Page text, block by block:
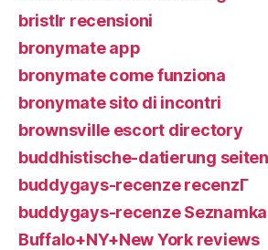
bristlr recensioni
bronymate app
bronymate come funziona
bronymate sito di incontri
brownsville escort directory
buddhistische-datierung seiten
buddygays-recenze recenzГ­
buddygays-recenze Seznamka
Buffalo+NY+New York reviews